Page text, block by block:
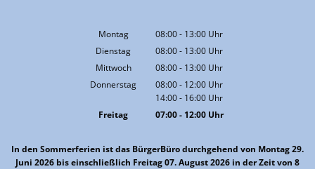
Montag 08:00- 13:00 Uhr
Von 08:00 bis 13:00 Uhr
Dienstag 08:00- 13:00 Uhr
Von 08:00 bis 13:00 Uhr
Mittwoch 08:00- 13:00 Uhr
Von 08:00 bis 13:00 Uhr
Donnerstag 08:00- 12:00 Uhr
Von 08:00 bis 12:00 Uhr
14:00- 16:00 Uhr
Von 14:00 bis 16:00 Uhr
Freitag 07:00- 12:00Uhr
In den Sommerferien ist das BürgerBüro durchgehend von Montag 29.
Juni 2026 bis einschließlich Freitag 07. August 2026 in der Zeit von 8